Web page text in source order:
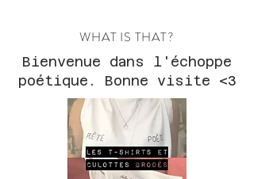
WHAT IS THAT?
Bienvenue dans l'échoppe
poétique. Bonne visite <3